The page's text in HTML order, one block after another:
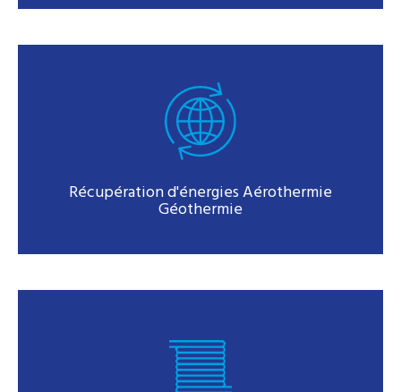
Récupération d'énergies Aérothermie
Géothermie